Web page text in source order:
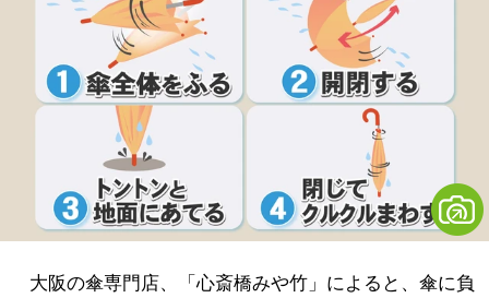
大阪の傘専門店、「心斎橋みや竹」によると、傘に負